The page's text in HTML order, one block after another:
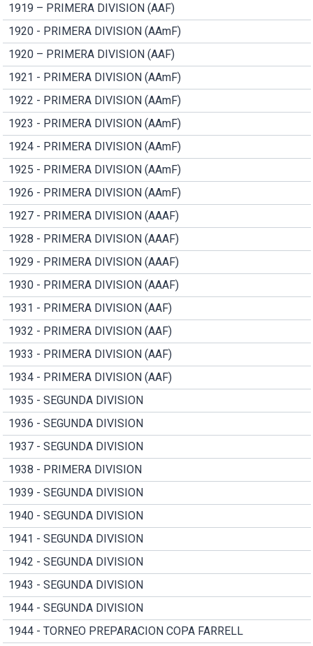
1919 – PRIMERA DIVISION (AAF)
1920 - PRIMERA DIVISION (AAmF)
1920 – PRIMERA DIVISION (AAF)
1921 - PRIMERA DIVISION (AAmF)
1922 - PRIMERA DIVISION (AAmF)
1923 - PRIMERA DIVISION (AAmF)
1924 - PRIMERA DIVISION (AAmF)
1925 - PRIMERA DIVISION (AAmF)
1926 - PRIMERA DIVISION (AAmF)
1927 - PRIMERA DIVISION (AAAF)
1928 - PRIMERA DIVISION (AAAF)
1929 - PRIMERA DIVISION (AAAF)
1930 - PRIMERA DIVISION (AAAF)
1931 - PRIMERA DIVISION (AAF)
1932 - PRIMERA DIVISION (AAF)
1933 - PRIMERA DIVISION (AAF)
1934 - PRIMERA DIVISION (AAF)
1935 - SEGUNDA DIVISION
1936 - SEGUNDA DIVISION
1937 - SEGUNDA DIVISION
1938 - PRIMERA DIVISION
1939 - SEGUNDA DIVISION
1940 - SEGUNDA DIVISION
1941 - SEGUNDA DIVISION
1942 - SEGUNDA DIVISION
1943 - SEGUNDA DIVISION
1944 - SEGUNDA DIVISION
1944 - TORNEO PREPARACION COPA FARRELL